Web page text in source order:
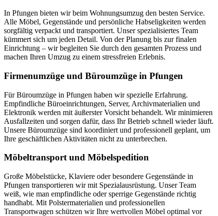
In Pfungen bieten wir beim Wohnungsumzug den besten Service.
Alle Möbel, Gegenstände und persönliche Habseligkeiten werden
sorgfältig verpackt und transportiert. Unser spezialisiertes Team
kümmert sich um jeden Detail. Von der Planung bis zur finalen
Einrichtung – wir begleiten Sie durch den gesamten Prozess und
machen Ihren Umzug zu einem stressfreien Erlebnis.
Firmenumzüge und Büroumzüge in Pfungen
Für Büroumzüge in Pfungen haben wir spezielle Erfahrung.
Empfindliche Büroeinrichtungen, Server, Archivmaterialien und
Elektronik werden mit äußerster Vorsicht behandelt. Wir minimieren
Ausfallzeiten und sorgen dafür, dass Ihr Betrieb schnell wieder läuft.
Unsere Büroumzüge sind koordiniert und professionell geplant, um
Ihre geschäftlichen Aktivitäten nicht zu unterbrechen.
Möbeltransport und Möbelspedition
Große Möbelstücke, Klaviere oder besondere Gegenstände in
Pfungen transportieren wir mit Spezialausrüstung. Unser Team
weiß, wie man empfindliche oder sperrige Gegenstände richtig
handhabt. Mit Polstermaterialien und professionellen
Transportwagen schützen wir Ihre wertvollen Möbel optimal vor